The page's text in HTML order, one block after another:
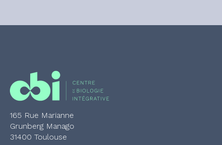
165 Rue Marianne
Grunberg Manago
31400 Toulouse